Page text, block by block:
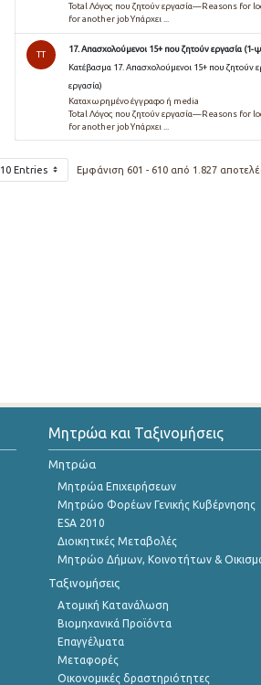
Total Λόγος που ζητούν εργασία—Reasons for
for another job Υπάρχει ...
TT
17. Απασχολούμενοι 15+ που ζητούν εργασία
Κατέβασμα 17. Απασχολούμενοι 15+ που ζητούν
εργασία)
Καταχωρημένο έγγραφο ή media
Total Λόγος που ζητούν εργασία—Reasons for
for another job Υπάρχει ...
10 Entries Εμφάνιση 601 - 610 από 1.827
Μητρώα και Ταξινομήσεις
Μητρώα
Μητρώα Επιχειρήσεων
Μητρώο Φορέων Γενικής Κυβέρνησης
ESA 2010
Διοικητικές Μεταβολές
Μητρώο Δήμων, Κοινοτήτων &
Ταξινομήσεις
Ατομική Κατανάλωση
Βιομηχανικά Προϊόντα
Επαγγέλματα
Μεταφορές
Οικονομικές δραστηριότητες